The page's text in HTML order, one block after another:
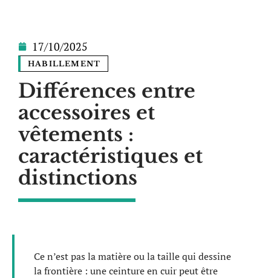
17/10/2025
HABILLEMENT
Différences entre
accessoires et
vêtements :
caractéristiques et
distinctions
Ce n’est pas la matière ou la taille qui dessine
la frontière : une ceinture en cuir peut être